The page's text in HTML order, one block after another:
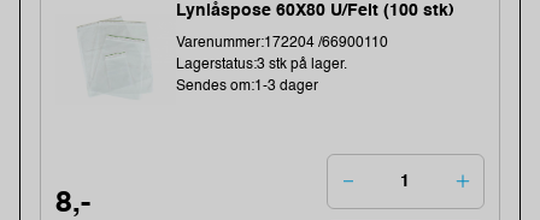
Lynlåspose 60X80 U/Felt (100 stk)
Varenummer:172204 /66900110
Lagerstatus:3 stk på lager.
Sendes om:1-3 dager
8,-